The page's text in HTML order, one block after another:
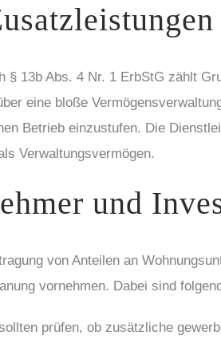
13b Abs. 4 Nr. 1 ErbStG zählt
eine bloße
Betrieb einzustufen. Die
Verwaltungsvermögen.
und
von Anteilen an
vornehmen. Dabei sind
prüfen, ob zusätzliche